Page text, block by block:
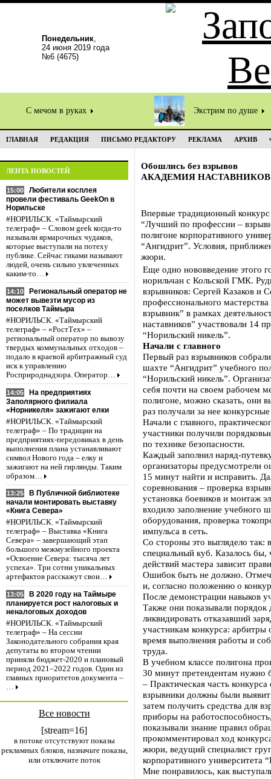
Понедельник,
24 июня 2019 года
№6 (4675)
С мечом в руках Экстрим по душе
ГЛАВНАЯ РЕДАКЦИЯ ПИСЬМО РЕДАКТОРУ РЕКЛАМА АРХИВ
ЛЕНТА НОВОСТЕЙ
15:00
Любители косплея
провели фестиваль GeekOn в
Норильске
#НОРИЛЬСК. «Таймырский
телеграф» – Словом geek когда-то
называли ярмарочных чудаков,
которые выступали на потеху
публике. Сейчас гиками называют
людей, очень сильно увлеченных
каким-то…
14:10
Региональный оператор не
может вывезти мусор из
поселков Таймыра
#НОРИЛЬСК. «Таймырский
телеграф» – «РостТех» –
региональный оператор по вывозу
твердых коммунальных отходов –
подало в краевой арбитражный суд
иск к управлению
Росприроднадзора. Оператор…
14:05
На предприятиях
Заполярного филиала
«Норникеля» зажигают елки
#НОРИЛЬСК. «Таймырский
телеграф» – По традиции на
предприятиях-передовиках в день
выполнения плана устанавливают
символ Нового года – елку и
зажигают на ней гирлянды. Таким
образом…
13:25
В Публичной библиотеке
начали монтировать выставку
«Книга Севера»
#НОРИЛЬСК. «Таймырский
телеграф» – Выставка «Книга
Севера» – завершающий этап
большого межмузейного проекта
«Освоение Севера: тысяча лет
успеха». Три сотни уникальных
артефактов расскажут свои…
13:05
В 2020 году на Таймыре
планируется рост налоговых и
неналоговых доходов
#НОРИЛЬСК. «Таймырский
телеграф» – На сессии
Законодательного собрания края
депутаты во втором чтении
приняли бюджет-2020 и плановый
период 2021–2022 годов. Один из
главных приоритетов документа –
…
Все новости
[stream=16]
в потоке отсутствуют показы
рекламных блоков, назначьте показы,
или отключите поток
Обошлись без взрывов
АКАДЕМИЯ НАСТАВНИКОВ
Впервые традиционный конкурс
“Лучший по профессии –
полигоне корпоративного
“Ангидрит”. Условия,
жюри.
Еще одно нововведение этого
норильчан с Кольской ГМК.
взрывников: Сергей Казаков и
профессионального
взрывник” в рамках
наставников” участвовали 14
“Норильский никель”.
Начали с главного
Первый раз взрывников
шахте “Ангидрит” учебного
“Норильский никель”.
себя почти на своем рабочем
полигоне, можно сказать, они
раз получали за нее
Начали с главного,
участники получили
по технике безопасности.
Каждый заполнил наряд-
организаторы предусмотрели
15 минут найти и исправить.
соревнования – проверка
установка боевиков и монтаж
входило заполнение учебного
оборудования, проверка
импульса в сеть.
Со стороны это выглядело так:
специальный куб. Казалось
действий мастера зависит
Ошибок быть не должно.
и, согласно положению о
После демонстрации навыков
Также они показывали порядок
ликвидировать отказавший
участникам конкурса: арбитры
время выполнения работы и
труда.
В учебном классе полигона
30 минут претендентам нужно
– Практическая часть
взрывники должны были
затем получить средства для
приборы на
показывали знание правил
прокомментировал ход
жюри, ведущий специалист
корпоративного университета
Мне понравилось, как